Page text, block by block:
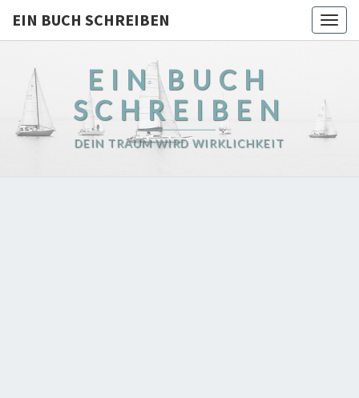
EIN BUCH SCHREIBEN
EIN BUCH
SCHREIBEN
DEIN TRAUM WIRD WIRKLICHKEIT